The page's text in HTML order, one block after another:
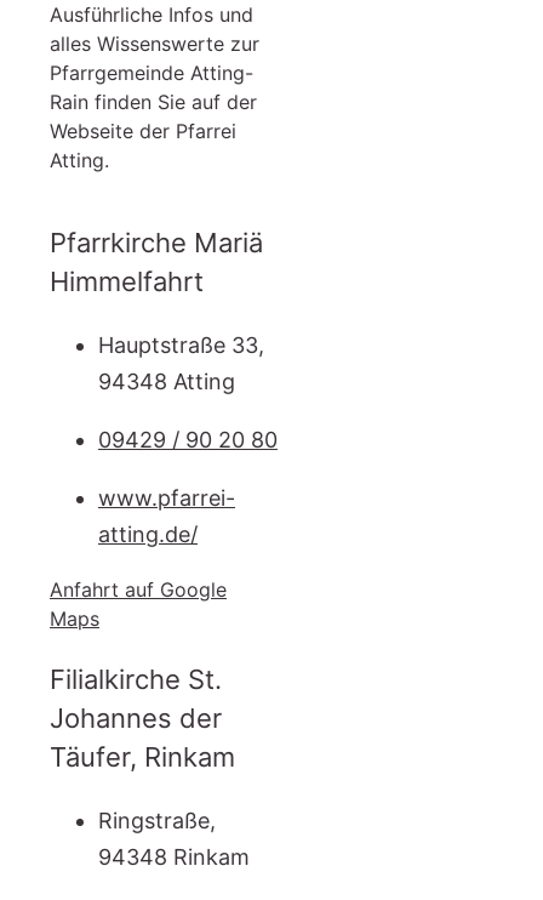
Ausführliche Infos und
alles Wissenswerte zur
Pfarrgemeinde Atting-
Rain finden Sie auf der
Webseite der Pfarrei
Atting.
Pfarrkirche Mariä
Himmelfahrt
Hauptstraße 33,
94348 Atting
09429 / 90 20 80
www.pfarrei-
atting.de/
Anfahrt auf Google
Maps
Filialkirche St.
Johannes der
Täufer, Rinkam
Ringstraße,
94348 Rinkam